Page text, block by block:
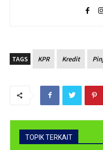
TAGS KPR Kredit
TOPIK TERKAIT